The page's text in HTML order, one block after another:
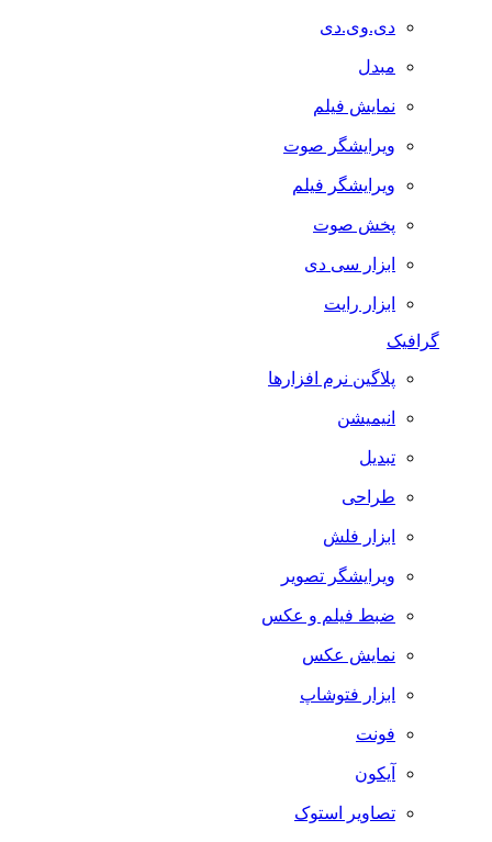
دی.وی.دی
مبدل
نمایش فیلم
ویرایشگر صوت
ویرایشگر فیلم
پخش صوت
ابزار سی دی
ابزار رایت
گرافیک
پلاگین نرم افزارها
انیمیشن
تبدیل
طراحی
ابزار فلش
ویرایشگر تصویر
ضبط فيلم و عكس
نمایش عکس
ابزار فتوشاپ
فونت
آیکون
تصاویر استوک